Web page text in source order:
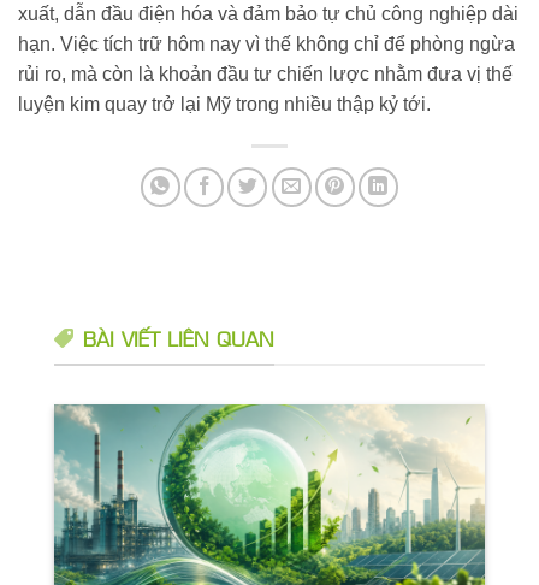
xuất, dẫn đầu điện hóa và đảm bảo tự chủ công nghiệp dài
hạn. Việc tích trữ hôm nay vì thế không chỉ để phòng ngừa
rủi ro, mà còn là khoản đầu tư chiến lược nhằm đưa vị thế
luyện kim quay trở lại Mỹ trong nhiều thập kỷ tới.
BÀI VIẾT LIÊN QUAN